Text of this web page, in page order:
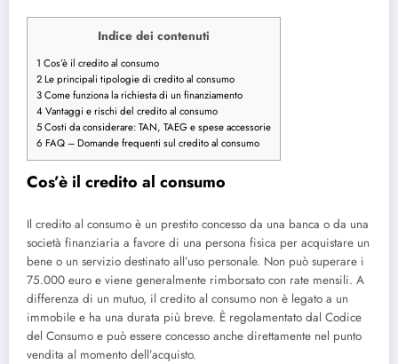
Indice dei contenuti
1 Cos’è il credito al consumo
2 Le principali tipologie di credito al consumo
3Come funziona la richiesta di un finanziamento
4Vantaggi e rischi del credito al consumo
5Costi da considerare: TAN, TAEG e spese accessorie
6 FAQ – Domande frequenti sul credito al consumo
Cos’è il credito al consumo
Il credito al consumo è un prestito concesso da una banca o da una
società finanziaria a favore di una persona fisica per acquistare un
bene o un servizio destinato all’uso personale. Non può superare i
75.000 euro e viene generalmente rimborsato con rate mensili. A
differenza di un mutuo, il credito al consumo non è legato a un
immobile e ha una durata più breve. È regolamentato dal Codice
del Consumo e può essere concesso anche direttamente nel punto
vendita al momento dell’acquisto.